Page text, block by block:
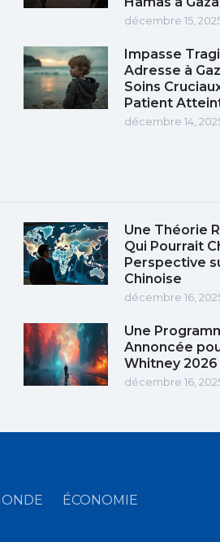
décembre 15,
Impasse
Adresse à
Soins
Patient
décembre 14,
Une Théorie
Qui Pourrait
Perspective
Chinoise
décembre 16,
Une
Annoncée
Whitney 2026
décembre 16,
ÉCONOMIE